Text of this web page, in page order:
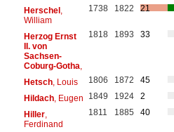
Herschel,
William
1738 1822 21
Herzog Ernst
II. von
Sachsen-
Coburg-Gotha
1818 1893 33
Hetsch, Louis 1806 1872
45
Hildach, Eugen 1849 1924
2
Hiller,
Ferdinand
1811 1885 40